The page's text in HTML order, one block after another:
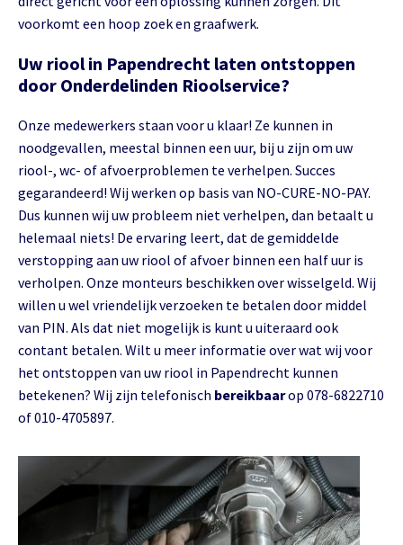
voorkomt een hoop zoek en graafwerk.
Uw riool in Papendrecht laten ontstoppen
door Onderdelinden Rioolservice?
Onze medewerkers staan voor u klaar! Ze kunnen in
noodgevallen, meestal binnen een uur, bij u zijn om uw
riool-, wc- of afvoerproblemen te verhelpen. Succes
gegarandeerd! Wij werken op basis van NO-CURE-NO-PAY.
Dus kunnen wij uw probleem niet verhelpen, dan betaalt u
helemaal niets! De ervaring leert, dat de gemiddelde
verstopping aan uw riool of afvoer binnen een half uur is
verholpen. Onze monteurs beschikken over wisselgeld. Wij
willen u wel vriendelijk verzoeken te betalen door middel
van PIN. Als dat niet mogelijk is kunt u uiteraard ook
contant betalen. Wilt u meer informatie over wat wij voor
het ontstoppen van uw riool in Papendrecht kunnen
betekenen? Wij zijn telefonisch bereikbaarop 078-6822710
of 010-4705897.